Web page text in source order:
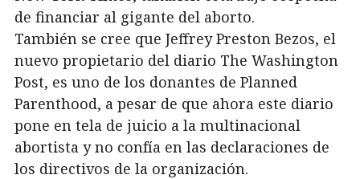
de financiar al gigante del aborto.
También se cree que Jeffrey Preston Bezos, el
nuevo propietario del diario The Washington
Post, es uno de los donantes de Planned
Parenthood, a pesar de que ahora este diario
pone en tela de juicio a la multinacional
abortista y no confía en las declaraciones de
los directivos de la organización.